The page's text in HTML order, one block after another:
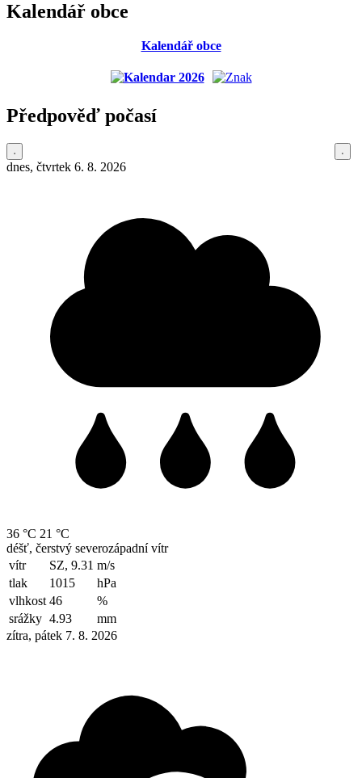
Kalendář obce
Kalendář obce
Předpověď počasí
dnes, čtvrtek 6. 8. 2026
36 °C 21 °C
déšť, čerstvý severozápadní vítr
vítr
SZ, 9.31 m/s
tlak
1015
hPa
vlhkost 46
%
srážky 4.93
mm
zítra, pátek 7. 8. 2026